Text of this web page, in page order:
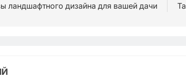
ландшафтного дизайна для вашей дачи